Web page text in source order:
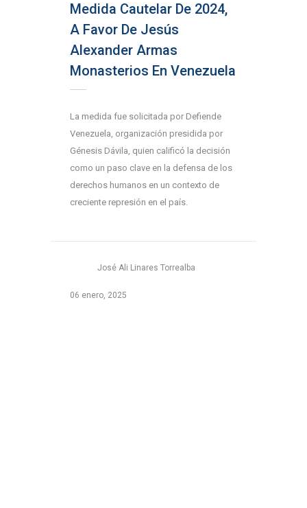
Medida Cautelar De 2024,
A Favor De Jesús
Alexander Armas
Monasterios En Venezuela
La medida fue solicitada por Defiende
Venezuela, organización presidida por
Génesis Dávila, quien calificó la decisión
como un paso clave en la defensa de los
derechos humanos en un contexto de
creciente represión en el país.
José Ali Linares Torrealba
06 enero, 2025